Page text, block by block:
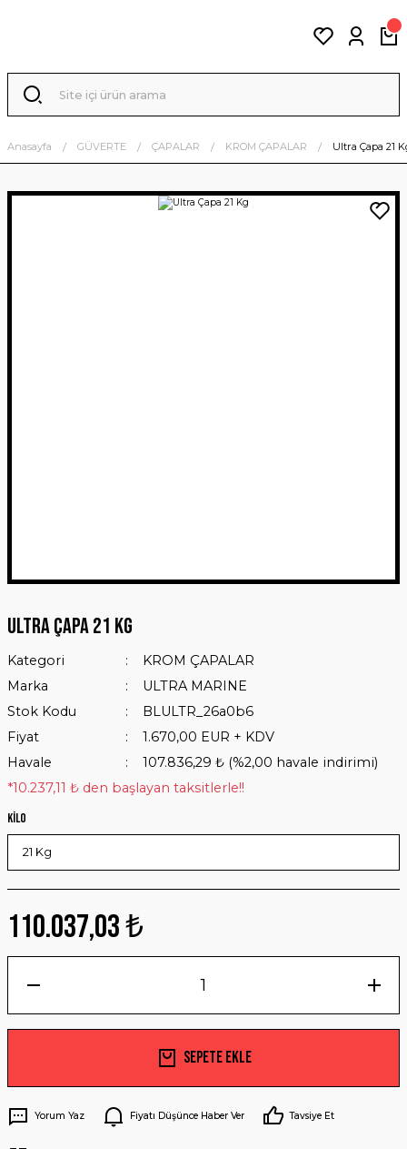
Anasayfa GÜVERTE ÇAPALAR KROM ÇAPALAR Ultra Çapa 21
Ultra Çapa 21 Kg
Kategori
KROM ÇAPALAR
Marka
ULTRA MARINE
Stok Kodu
BLULTR_26a0b6
Fiyat
1.670,00 EUR + KDV
Havale
107.836,29 ₺ (%2,00 havale indirimi)
*10.237,11 ₺ den başlayan taksitlerle!!
Kilo
110.037,03 ₺
Sepete Ekle
Yorum Yaz Fiyatı Düşünce Haber Ver Tavsiye Et